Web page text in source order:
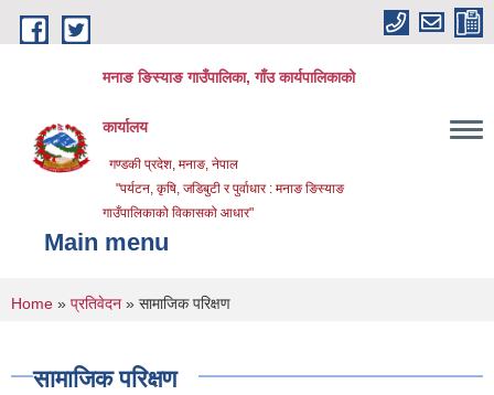
Skip to main content
मनाङ ङिस्याङ गाउँपालिका, गाँउ कार्यपालिकाको
कार्यालय
गण्डकी प्रदेश, मनाङ, नेपाल
"पर्यटन, कृषि, जडिबुटी र पुर्वाधार : मनाङ ङिस्याङ
गाउँपालिकाको विकासको आधार"
Main menu
You are here
Home » प्रतिवेदन » सामाजिक परिक्षण
सामाजिक परिक्षण